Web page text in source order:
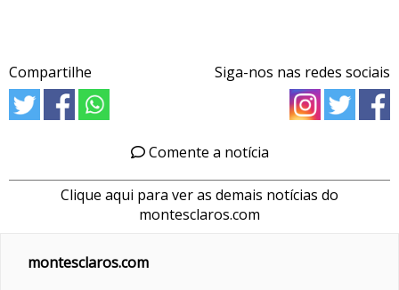
Compartilhe Siga-nos nas redes sociais
Comente a notícia
Clique aqui para ver as demais notícias do
montesclaros.com
montesclaros.com